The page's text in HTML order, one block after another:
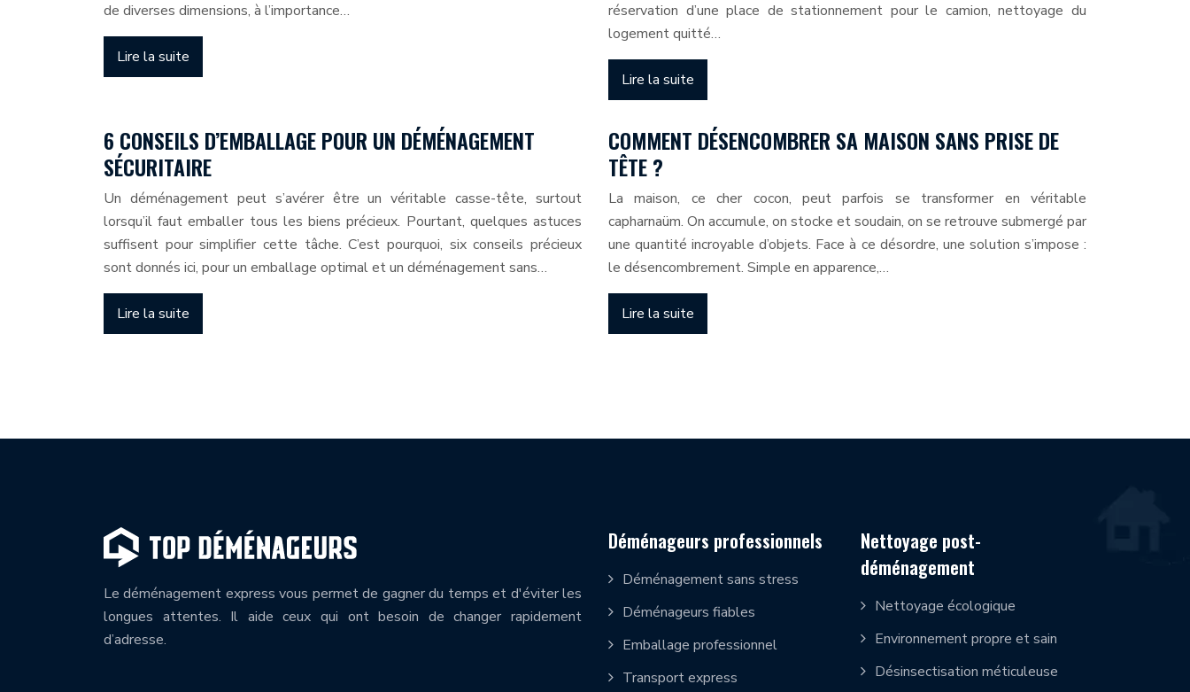
de diverses dimensions, à l’importance…
Lire la suite
réservation d’une place de stationnement pour le camion, nettoyage du
logement quitté…
Lire la suite
6 CONSEILS D’EMBALLAGE POUR UN DÉMÉNAGEMENT
SÉCURITAIRE
Un déménagement peut s’avérer être un véritable casse-tête, surtout
lorsqu’il faut emballer tous les biens précieux. Pourtant, quelques astuces
suffisent pour simplifier cette tâche. C’est pourquoi, six conseils précieux
sont donnés ici, pour un emballage optimal et un déménagement sans…
Lire la suite
COMMENT DÉSENCOMBRER SA MAISON SANS PRISE DE
TÊTE ?
La maison, ce cher cocon, peut parfois se transformer en véritable
capharnaüm. On accumule, on stocke et soudain, on se retrouve submergé par
une quantité incroyable d’objets. Face à ce désordre, une solution s’impose :
le désencombrement. Simple en apparence,…
Lire la suite
Le déménagement express vous permet de gagner du temps et d'éviter les
longues attentes. Il aide ceux qui ont besoin de changer rapidement
d’adresse.
Déménageurs professionnels
Déménagement sans stress
Déménageurs fiables
Emballage professionnel
Transport express
Nettoyage post-
déménagement
Nettoyage écologique
Environnement propre et sain
Désinsectisation méticuleuse